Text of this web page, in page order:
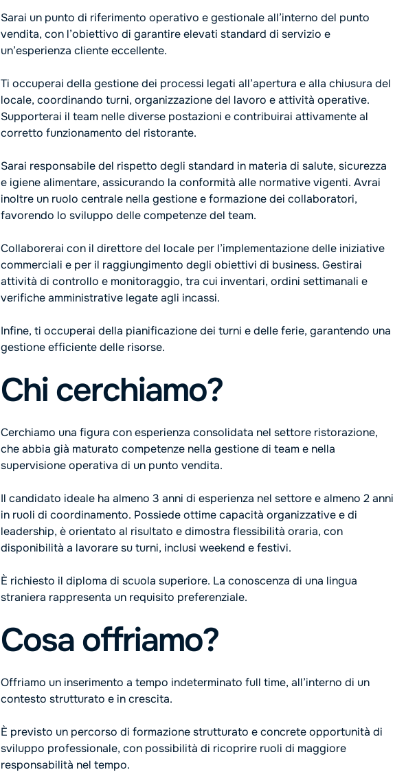
Sarai un punto di riferimento operativo e gestionale all’interno del punto
vendita, con l’obiettivo di garantire elevati standard di servizio e
un’esperienza cliente eccellente.
Ti occuperai della gestione dei processi legati all’apertura e alla chiusura del
locale, coordinando turni, organizzazione del lavoro e attività operative.
Supporterai il team nelle diverse postazioni e contribuirai attivamente al
corretto funzionamento del ristorante.
Sarai responsabile del rispetto degli standard in materia di salute, sicurezza
e igiene alimentare, assicurando la conformità alle normative vigenti. Avrai
inoltre un ruolo centrale nella gestione e formazione dei collaboratori,
favorendo lo sviluppo delle competenze del team.
Collaborerai con il direttore del locale per l’implementazione delle iniziative
commerciali e per il raggiungimento degli obiettivi di business. Gestirai
attività di controllo e monitoraggio, tra cui inventari, ordini settimanali e
verifiche amministrative legate agli incassi.
Infine, ti occuperai della pianificazione dei turni e delle ferie, garantendo una
gestione efficiente delle risorse.
Chi cerchiamo?
Cerchiamo una figura con esperienza consolidata nel settore ristorazione,
che abbia già maturato competenze nella gestione di team e nella
supervisione operativa di un punto vendita.
Il candidato ideale ha almeno 3 anni di esperienza nel settore e almeno 2 anni
in ruoli di coordinamento. Possiede ottime capacità organizzative e di
leadership, è orientato al risultato e dimostra flessibilità oraria, con
disponibilità a lavorare su turni, inclusi weekend e festivi.
È richiesto il diploma di scuola superiore. La conoscenza di una lingua
straniera rappresenta un requisito preferenziale.
Cosa offriamo?
Offriamo un inserimento a tempo indeterminato full time, all’interno di un
contesto strutturato e in crescita.
È previsto un percorso di formazione strutturato e concrete opportunità di
sviluppo professionale, con possibilità di ricoprire ruoli di maggiore
responsabilità nel tempo.